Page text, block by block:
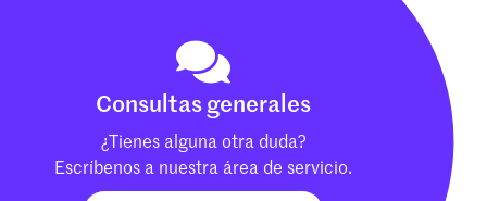
Consultas generales
¿Tienes alguna otra duda?
Escríbenos a nuestra área de servicio.